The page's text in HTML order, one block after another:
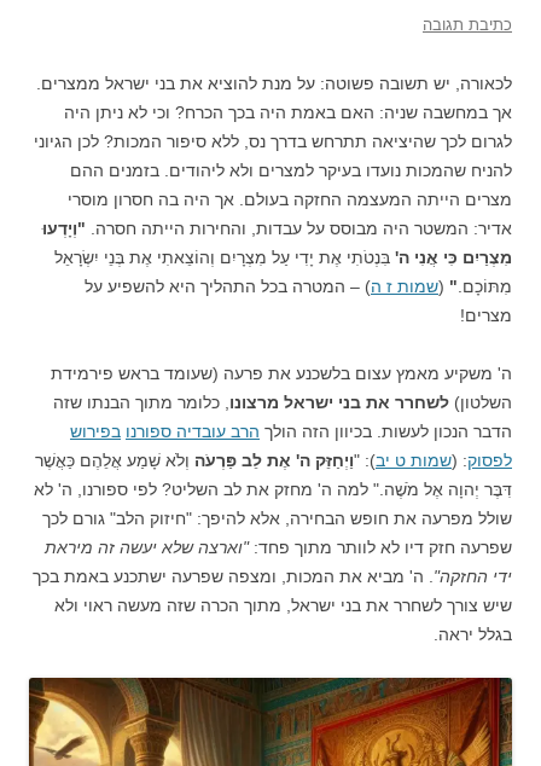
כתיבת תגובה
לכאורה, יש תשובה פשוטה: על מנת להוציא את בני ישראל ממצרים.
אך במחשבה שניה: האם באמת היה בכך הכרח? וכי לא ניתן היה
לגרום לכך שהיציאה תתרחש בדרך נס, ללא סיפור המכות? לכן הגיוני
להניח שהמכות נועדו בעיקר למצרים ולא ליהודים. בזמנים ההם
מצרים הייתה המעצמה החזקה בעולם. אך היה בה חסרון מוסרי
אדיר: המשטר היה מבוסס על עבדות, והחירות הייתה חסרה.
"וְיָדְעוּ
מִצְרַיִם כִּי אֲנִי ה' בִּנְטֹתִי אֶת יָדִי עַל מִצְרָיִם וְהוֹצֵאתִי אֶת בְּנֵי יִשְׂרָאֵל
מִתּוֹכָם. "
(שמות ז ה) – המטרה בכל התהליך היא להשפיע על
מצרים!
ה' משקיע מאמץ עצום בלשכנע את פרעה (שעומד בראש פירמידת
השלטון) לשחרר את בני ישראל מרצונו , כלומר מתוך הבנתו שזה
הדבר הנכון לעשות. בכיוון הזה הולך הרב עובדיה ספורנו בפירוש
לפסוק: (שמות ט יב): "וַיְחַזֵּק ה' אֶת לֵב פַּרְעֹה וְלֹא שָׁמַע אֲלֵהֶם כַּאֲשֶׁר
דִּבֶּר יְהוָה אֶל מֹשֶׁה." למה ה' מחזק את לב השליט? לפי ספורנו, ה' לא
שולל מפרעה את חופש הבחירה, אלא להיפך: "חיזוק הלב" גורם לכך
שפרעה חזק דיו לא לוותר מתוך פחד:"וארצה שלא יעשה זה מיראת
ידי החזקה" . ה' מביא את המכות, ומצפה שפרעה ישתכנע באמת בכך
שיש צורך לשחרר את בני ישראל, מתוך הכרה שזה מעשה ראוי ולא
בגלל יראה.